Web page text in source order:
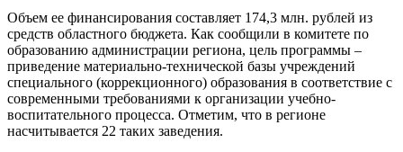
Объем ее финансирования составляет 174,3 млн. рублей из
средств областного бюджета. Как сообщили в комитете по
образованию администрации региона, цель программы –
приведение материально-технической базы учреждений
специального (коррекционного) образования в соответствие с
современными требованиями к организации учебно-
воспитательного процесса. Отметим, что в регионе
насчитывается 22 таких заведения.